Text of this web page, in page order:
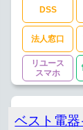
DSS
法人窓口
リユース
スマホ
ベスト電